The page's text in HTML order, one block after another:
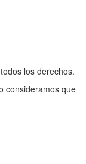
los derechos.
consideramos que